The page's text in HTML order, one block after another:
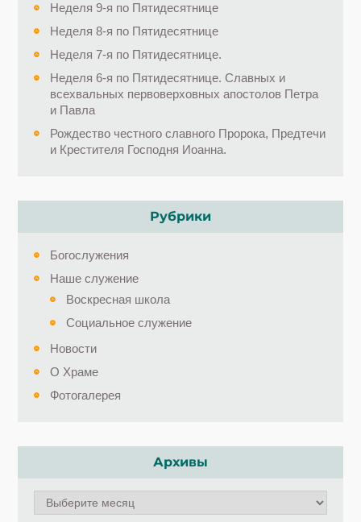
Неделя 9-я по Пятидесятнице
Неделя 8-я по Пятидесятнице
Неделя 7-я по Пятидесятнице.
Неделя 6-я по Пятидесятнице. Славных и
всехвальных первоверховных апостолов Петра
и Павла
Рождество честного славного Пророка, Предтечи
и Крестителя Господня Иоанна.
Рубрики
Богослужения
Наше служение
Воскресная школа
Социальное служение
Новости
О Храме
Фотогалерея
Архивы
Архивы